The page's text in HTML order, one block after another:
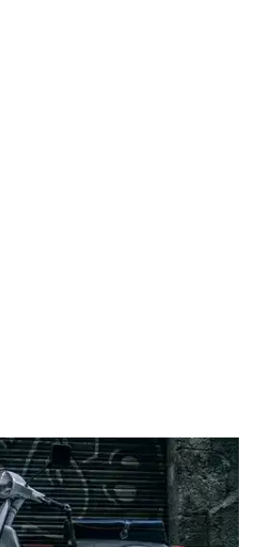
Scooter
500